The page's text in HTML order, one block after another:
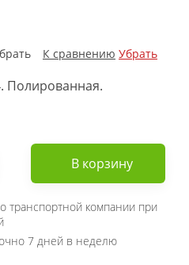
К сравнению Убрать
Полированная.
В корзину
транспортной компании при
7 дней в неделю